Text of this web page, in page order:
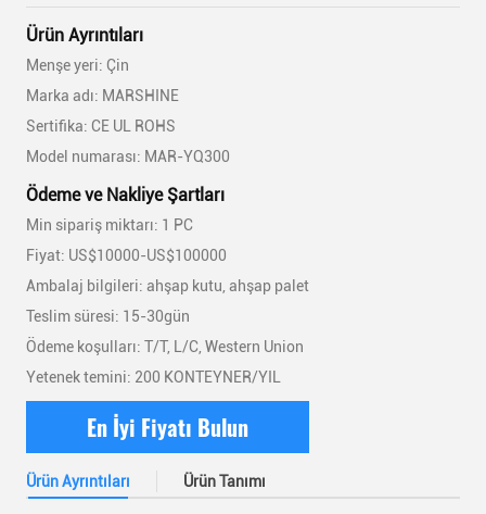
Ürün Ayrıntıları
Menşe yeri: Çin
Marka adı: MARSHINE
Sertifika: CE UL ROHS
Model numarası: MAR-YQ300
Ödeme ve Nakliye Şartları
Min sipariş miktarı: 1 PC
Fiyat: US$10000-US$100000
Ambalaj bilgileri: ahşap kutu, ahşap palet
Teslim süresi: 15-30gün
Ödeme koşulları: T/T, L/C, Western Union
Yetenek temini: 200 KONTEYNER/YIL
En İyi Fiyatı Bulun
Ürün Ayrıntıları Ürün Tanımı